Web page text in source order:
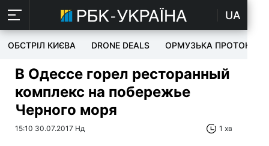
UA
ОБСТРІЛ КИЄВА DRONE DEALS ОРМУЗЬКА ПРОТОКА
В Одессе горел ресторанный
комплекс на побережье
Черного моря
15:10 30.07.2017 Нд 1 хв